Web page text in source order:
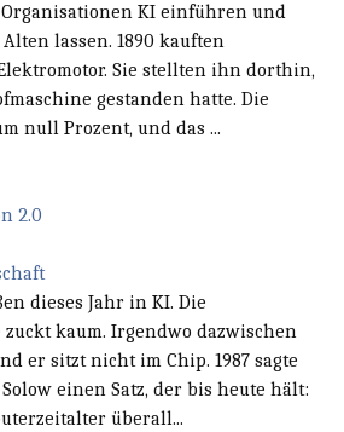
KI einführen und
lassen. 1890 kauften
Sie stellten ihn dorthin,
gestanden hatte. Die
null Prozent, und das ...
2.0
dieses Jahr in KI. Die
kaum. Irgendwo dazwischen
er sitzt nicht im Chip. 1987 sagte
einen Satz, der bis heute hält:
überall...